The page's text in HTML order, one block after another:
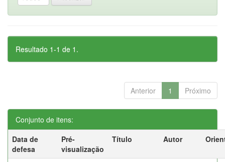
Resultado 1-1 de 1.
Anterior 1 Próximo
Conjunto de itens:
Data de
defesa
Pré-
visualização
Título Autor